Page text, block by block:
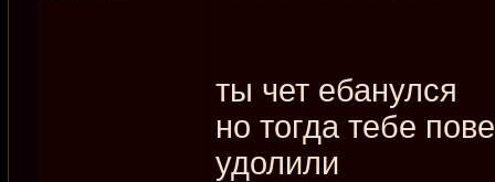
ты чет ебанулся
но тогда тебе
удолили